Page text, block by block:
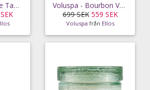
Voluspa - Blonde Tabac Reed Diffuser 192 ml
Voluspa - Bourbon Vanille Reed Diffuser 192 ml
699 SEK 559 SEK
Voluspa från Ellos